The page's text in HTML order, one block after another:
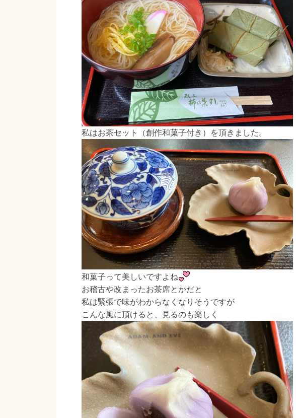
私はお茶セット（創作和菓子付き）を頂きました。
和菓子って美しいですよね
お稽古や改まったお茶席とかだと
私は緊張で味がわからなくなりそうですが
こんな風に頂けると、見るのも楽しく